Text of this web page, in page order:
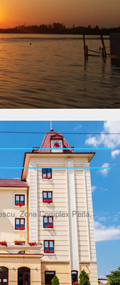
Zona Complex Perla,